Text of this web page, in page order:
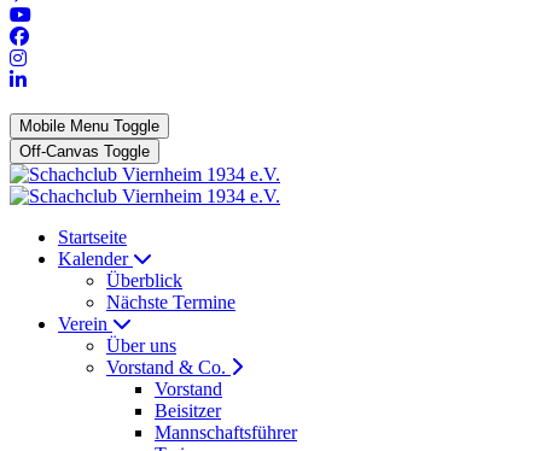
Mobile Menu Toggle
Off-Canvas Toggle
Startseite
Kalender
Überblick
Nächste Termine
Verein
Über uns
Vorstand & Co.
Vorstand
Beisitzer
Mannschaftsführer